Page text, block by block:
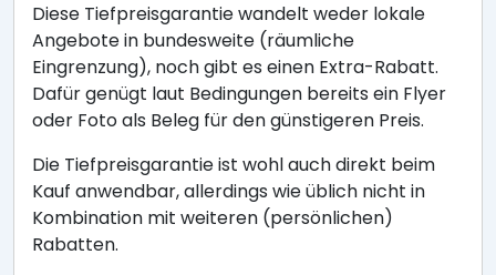
Diese Tiefpreisgarantie wandelt weder lokale
Angebote in bundesweite (räumliche
Eingrenzung), noch gibt es einen Extra-Rabatt.
Dafür genügt laut Bedingungen bereits ein Flyer
oder Foto als Beleg für den günstigeren Preis.
Die Tiefpreisgarantie ist wohl auch direkt beim
Kauf anwendbar, allerdings wie üblich nicht in
Kombination mit weiteren (persönlichen)
Rabatten.